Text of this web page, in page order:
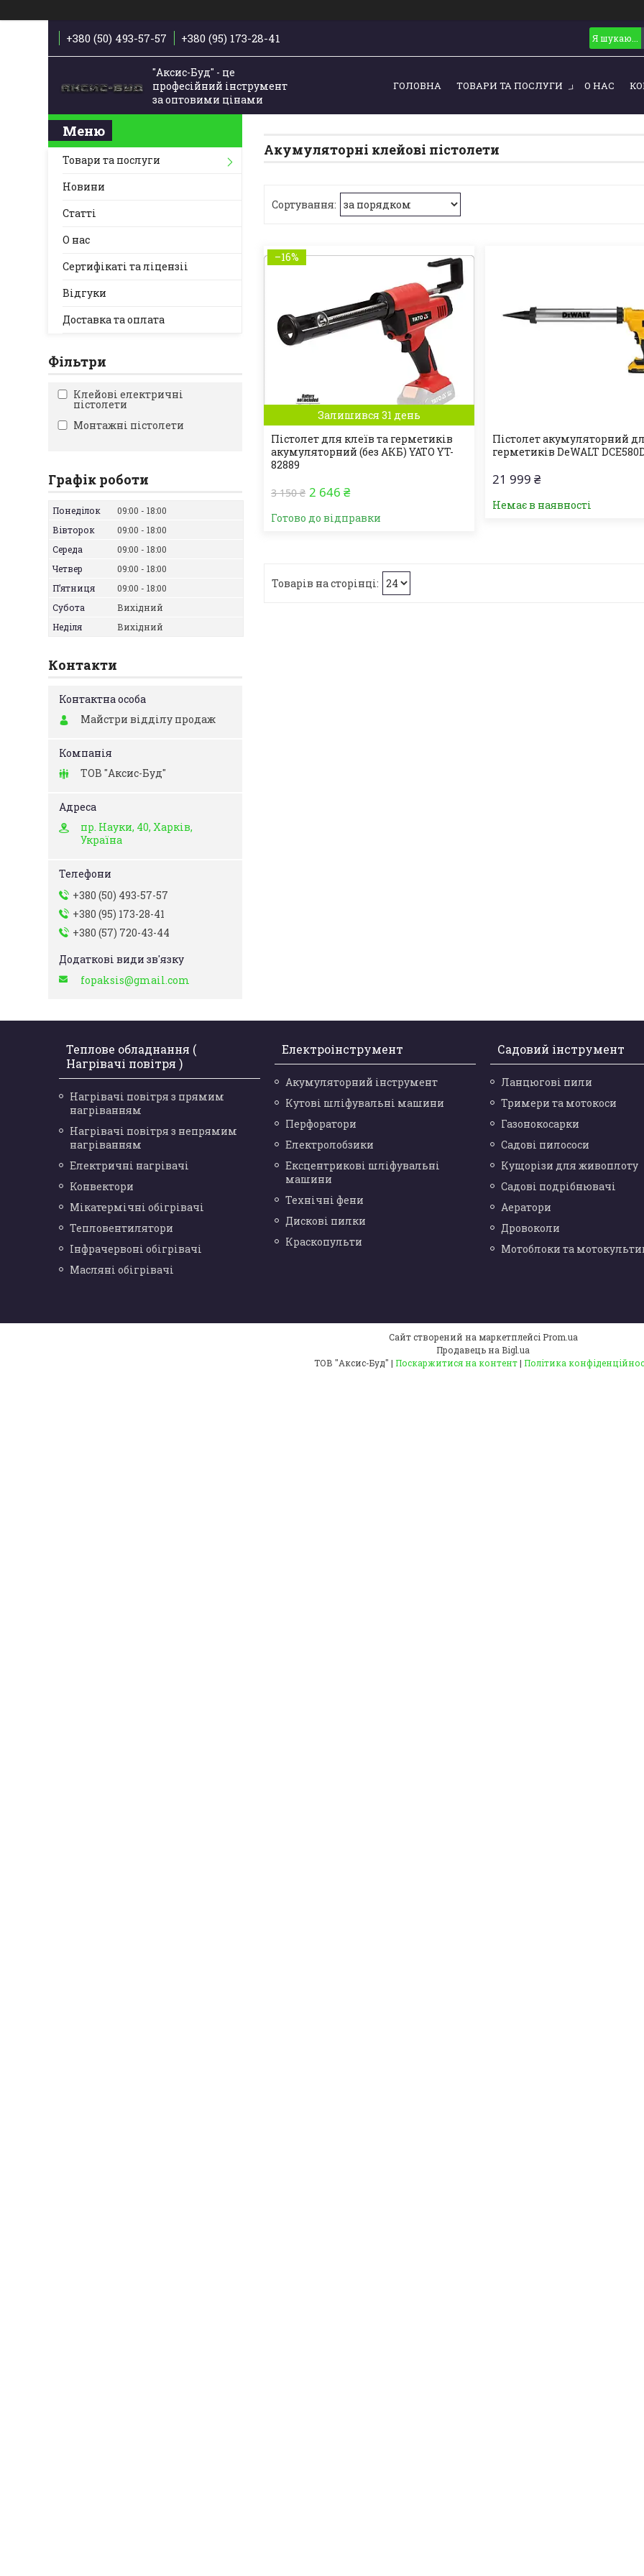
+380 (50) 493-57-57 +380 (95) 173-28-41
"Аксис-Буд" - це
професійний інструмент
за оптовими цінами
ГОЛОВНА ТОВАРИ ТА ПОСЛУГИ О НАС
Акумуляторні клейові пістолети
–16%
Залишився 31 день
Пістолет для клеїв та герметиків
акумуляторний (без АКБ) YATO YT-
82889
3 150 ₴ 2 646 ₴
Готово до відправки
Пістолет акумуляторний
герметиків DeWALT
21 999 ₴
Немає в наявності
Товари та послуги
Новини
Статті
О нас
Сертифікаті та ліцензіі
Відгуки
Доставка та оплата
Фільтри
Клейові електричні
пістолети
Монтажні пістолети
Графік роботи
Понеділок 09:00
18:00
Вівторок
09:00
18:00
Середа
09:00
18:00
Четвер
09:00
18:00
Пʼятниця
09:00
18:00
Субота
Вихідний
Неділя
Вихідний
Контакти
Майстри відділу продаж
ТОВ "Аксис-Буд"
пр. Науки, 40, Харків,
Україна
+380 (50) 493-57-57
+380 (95) 173-28-41
+380 (57) 720-43-44
fopaksis@gmail.com
Теплове обладнання (
Нагрівачі повітря )
Нагрівачі повітря з прямим
нагріванням
Нагрівачі повітря з непрямим
нагріванням
Електричні нагрівачі
Конвектори
Мікатермічні обігрівачі
Тепловентилятори
Інфрачервоні обігрівачі
Масляні обігрівачі
Електроінструмент
Акумуляторний інструмент
Кутові шліфувальні машини
Перфоратори
Електролобзики
Ексцентрикові шліфувальні
машини
Технічні фени
Дискові пилки
Краскопульти
Садовий інструмент
Ланцюгові пили
Тримери та мотокоси
Газонокосарки
Садові пилососи
Кущорізи для живоплоту
Садові подрібнювачі
Аератори
Дровоколи
Мотоблоки та
Сайт створений на маркетплейсі Prom.ua
Продавець на Bigl.ua
ТОВ "Аксис-Буд" | Поскаржитися на контент | Політика